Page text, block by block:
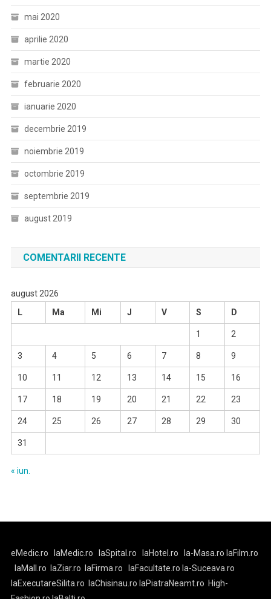
mai 2020
aprilie 2020
martie 2020
februarie 2020
ianuarie 2020
decembrie 2019
noiembrie 2019
octombrie 2019
septembrie 2019
august 2019
COMENTARII RECENTE
august 2026
L
Ma Mi J V S D
1 2
3 4 5 6 7 8 9
10 11 12 13 14 15 16
17 18 19 20 21 22 23
24 25 26 27 28 29 30
31
« iun.
eMedic.ro laMedic.ro laSpital.ro laHotel.ro la-Masa.ro laFilm.ro
laMall.ro
laZiar.ro laFirma.ro laFacultate.ro la-Suceava.ro
laExecutareSilita.ro
laChisinau.ro laPiatraNeamt.ro High-